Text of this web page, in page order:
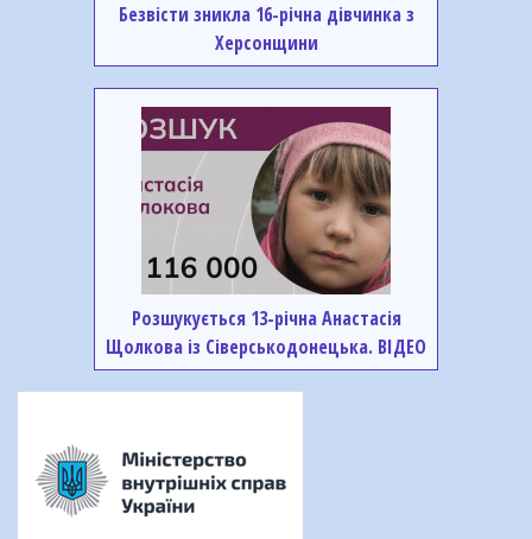
Безвісти зникла 16-річна дівчинка з
Херсонщини
Розшукується 13-річна Анастасія
Щолкова із Сіверськодонецька. ВІДЕО